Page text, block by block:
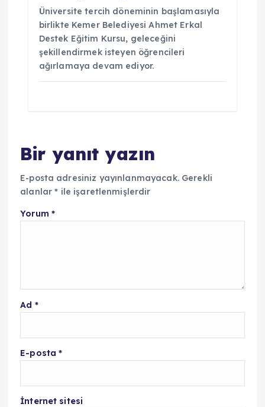
Üniversite tercih döneminin başlamasıyla
birlikte Kemer Belediyesi Ahmet Erkal
Destek Eğitim Kursu, geleceğini
şekillendirmek isteyen öğrencileri
ağırlamaya devam ediyor.
Bir yanıt yazın
E-posta adresiniz yayınlanmayacak. Gerekli
alanlar* ile işaretlenmişlerdir
Yorum *
Ad *
E-posta*
İnternet sitesi